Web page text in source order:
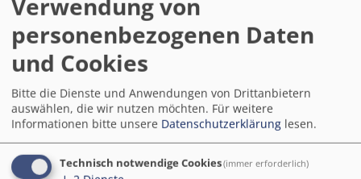
teilnehmen?
Einfach hier anmelden
Um das Start Smart-Format auf Ihre Bedarfe
abzustimmen, fragen wir Sie dabei auch nach Ihrem
kommunalen Smart-City-Stand, nach Ihren
Herausforderungen und Bedarfen.
Verwendung von
personenbezogenen Daten
und Cookies
Bitte die Dienste und Anwendungen von Drittanbietern
auswählen, die wir nutzen möchten. Für weitere
Informationen bitte unsere Datenschutzerklärung lesen.
Technisch notwendige Cookies(immer erforderlich)